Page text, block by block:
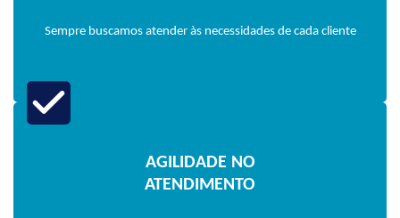
Sempre buscamos atender às necessidades de cada cliente
AGILIDADE NO
ATENDIMENTO